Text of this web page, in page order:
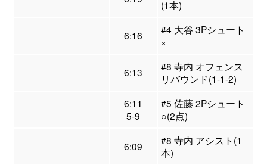
(1本)
6:16
#4 大谷 3Pシュート
×
6:13
#8 寺内 オフェンス
リバウンド(1-1-2)
6:11
5-9
#5 佐藤 2Pシュート
○(2点)
6:09
#8 寺内 アシスト(1
本)